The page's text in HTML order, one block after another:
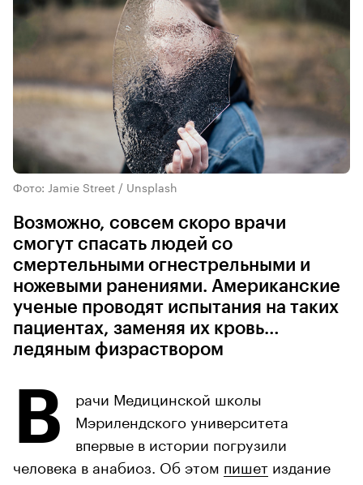
Фото: Jamie Street / Unsplash
Возможно, совсем скоро врачи
смогут спасать людей со
смертельными огнестрельными и
ножевыми ранениями. Американские
ученые проводят испытания на таких
пациентах, заменяя их кровь…
ледяным физраствором
В
рачи Медицинской школы
Мэрилендского университета
впервые в истории погрузили
человека в анабиоз. Об этом пишет издание